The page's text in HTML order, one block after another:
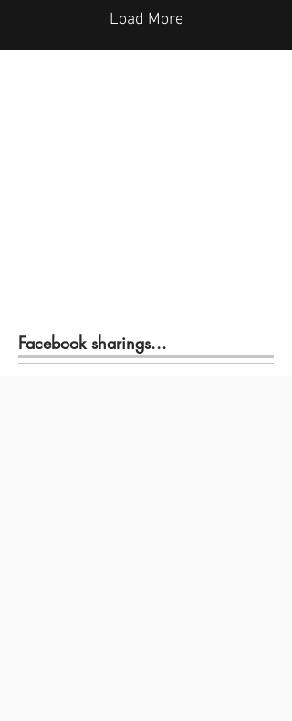
Load More
Facebook sharings...